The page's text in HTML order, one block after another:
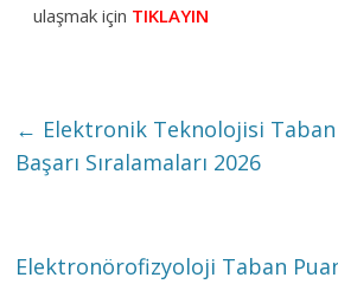
ulaşmak için TIKLAYIN
← Elektronik Teknolojisi Taban
Başarı Sıralamaları 2026
Elektronörofizyoloji Taban